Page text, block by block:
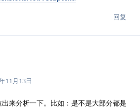
回复
11月13日
来分析一下。比如：是不是大部分都是